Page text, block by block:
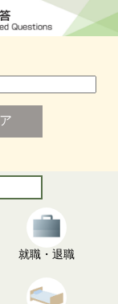
就職・退職